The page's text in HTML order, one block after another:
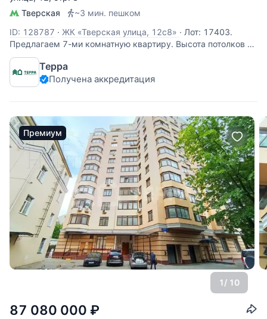
Тверская
~3 мин. пешком
ID: 128787 · ЖК «Тверская улица, 12с8» · Лот: 17403.
Предлагаем 7-ми комнатную квартиру. Высота потолков -
3.6 метра. Квартира после ремонта, меблирована и
укомплектована необходимой бытовой техникой,
оборудована кондиционерами и единой системой очистки
Терра
Получена аккредитация
Премиум
1/ 10
87 080 000 ₽